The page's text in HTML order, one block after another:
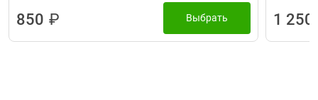
850 ₽ Выбрать 1 250